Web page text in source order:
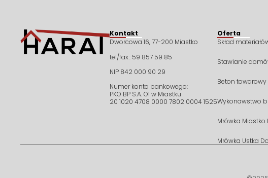
Kontakt
Dworcowa 16, 77-200 Miastko
tel/fax.: 59 857 59 85
NIP 842 000 90 29
Numer konta bankowego:
PKO BP S.A. O1 w Miastku
20 1020 4708 0000 7802 0004 1525
Oferta
Skład
Stawianie
Beton
Wykonawstwo
Mrówka Miastko
Mrówka Ustka